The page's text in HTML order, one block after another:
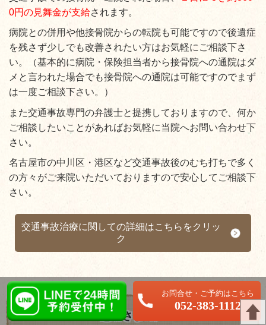
052-383-1112
LINEで24時間予約受付中！
0円の見舞金が支給されます。
病院との併用や他接骨院からの転院も可能ですので後遺症
を残さず少しでも改善されたい方はお気軽にご相談下さ
い。（基本的に病院・保険担当者から接骨院への通院はダ
メと言われた場合でも接骨院への通院は可能ですのでまず
は一度ご相談下さい。）
また交通事故専門の弁護士と提携しておりますので、何か
ご相談したいことがあればお気軽に当院へお問い合わせ下
さい。
名古屋市の中川区・港区など交通事故後のむち打ちで多く
の方々がご来院いただいておりますので安心してご相談下
さい。
交通事故治療に関しての詳細はこちらをクリッ
ク
患者さまの声